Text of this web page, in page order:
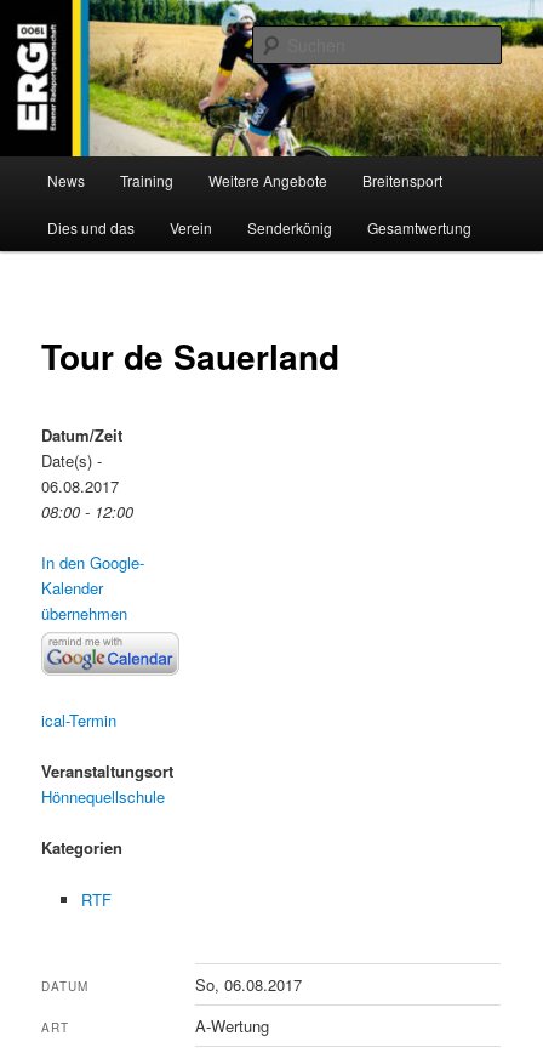
Inhalt
wechseln
ERG 1900 e.V
Willkommen bei der Essener Radsportgemeinschaft
News Training Weitere Angebote Breitensport
Dies und das Verein Senderkönig Gesamtwertung
Tour de Sauerland
Datum/Zeit
Date(s) -
06.08.2017
08:00 - 12:00
In den Google-
Kalender
übernehmen
ical-Termin
Veranstaltungsort
Hönnequellschule
Kategorien
RTF
DATUM So, 06.08.2017
ART A-Wertung